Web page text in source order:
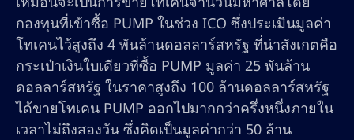
กองทุนที่เข้าซื้อ PUMP ในช่วง ICO ซึ่งประเมินมูลค่า
โทเคนไว้สูงถึง 4 พันล้านดอลลาร์สหรัฐ ที่น่าสังเกตคือ
กระเป๋าเงินใบเดียวที่ซื้อ PUMP มูลค่า 25 พันล้าน
ดอลลาร์สหรัฐ ในราคาสูงถึง 100 ล้านดอลลาร์สหรัฐ
ได้ขายโทเคน PUMP ออกไปมากกว่าครึ่งหนึ่งภายใน
เวลาไม่ถึงสองวัน ซึ่งคิดเป็นมูลค่ากว่า 50 ล้าน